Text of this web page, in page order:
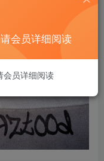
会员详细阅读
会员详细阅读